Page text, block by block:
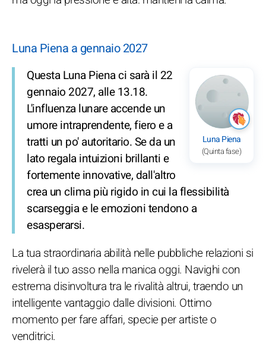
Luna Piena a gennaio 2027
Luna Piena
(Quinta fase)
Questa Luna Piena ci sarà il 22
gennaio 2027, alle 13.18.
L'influenza lunare accende un
umore intraprendente, fiero e a
tratti un po' autoritario. Se da un
lato regala intuizioni brillanti e
fortemente innovative, dall'altro
crea un clima più rigido in cui la flessibilità
scarseggia e le emozioni tendono a
esasperarsi.
La tua straordinaria abilità nelle pubbliche relazioni si
rivelerà il tuo asso nella manica oggi. Navighi con
estrema disinvoltura tra le rivalità altrui, traendo un
intelligente vantaggio dalle divisioni. Ottimo
momento per fare affari, specie per artiste o
venditrici.